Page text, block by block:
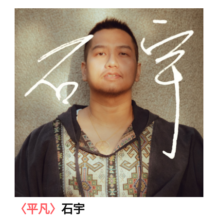
〈平凡〉 石宇